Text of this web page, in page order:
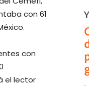
con 61
con
el lector